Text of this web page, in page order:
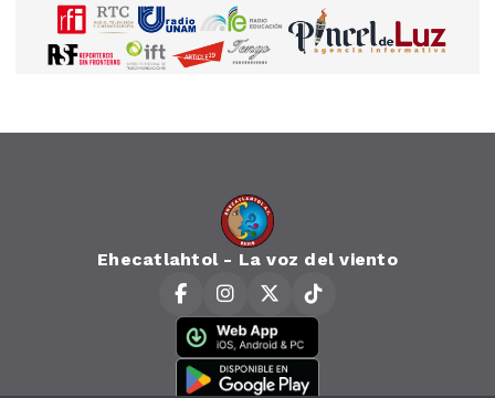
Ehecatlahtol - La voz del viento